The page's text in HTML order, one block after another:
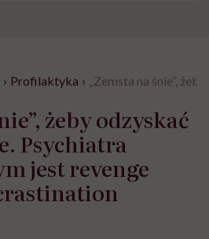
› Profilaktyka › „Zemsta na śnie”,
żeby odzyskać
Psychiatra
jest revenge